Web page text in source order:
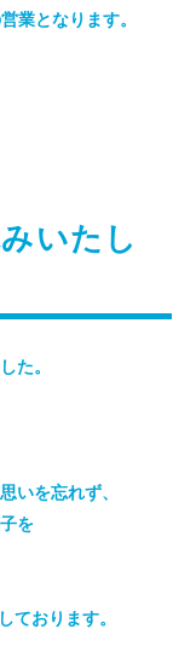
業となります。
いたし
た。
いを忘れず、
を
ております。